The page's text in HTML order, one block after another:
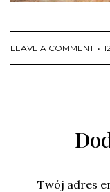
LEAVE A COMMENT
Twój adres